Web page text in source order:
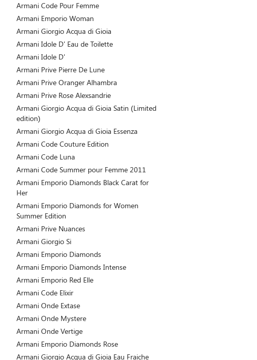
Armani Code Pour Femme
Armani Emporio Woman
Armani Giorgio Acqua di Gioia
Armani Idole D' Eau de Toilette
Armani Idole D'
Armani Prive Pierre De Lune
Armani Prive Oranger Alhambra
Armani Prive Rose Alexsandrie
Armani Giorgio Acqua di Gioia Satin (Limited
edition)
Armani Giorgio Acqua di Gioia Essenza
Armani Code Couture Edition
Armani Code Luna
Armani Code Summer pour Femme 2011
Armani Emporio Diamonds Black Carat for
Her
Armani Emporio Diamonds for Women
Summer Edition
Armani Prive Nuances
Armani Giorgio Si
Armani Emporio Diamonds
Armani Emporio Diamonds Intense
Armani Emporio Red Elle
Armani Code Elixir
Armani Onde Extase
Armani Onde Mystere
Armani Onde Vertige
Armani Emporio Diamonds Rose
Armani Giorgio Acqua di Gioia Eau Fraiche